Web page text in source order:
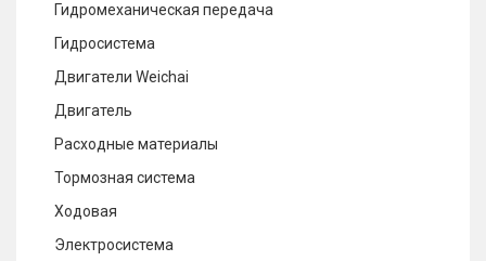
Гидромеханическая передача
Гидросистема
Двигатели Weichai
Двигатель
Расходные материалы
Тормозная система
Ходовая
Электросистема